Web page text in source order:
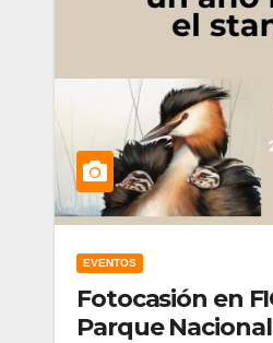
EVENTOS
Fotocasión en
Parque